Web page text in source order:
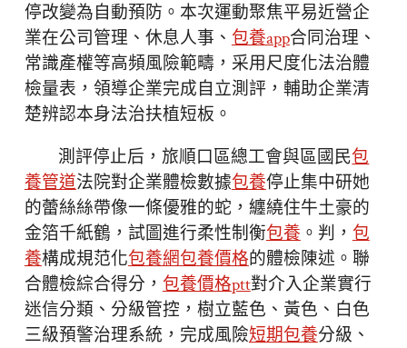
停改變為自動預防。本次運動聚焦平易近營企
業在公司管理、休息人事、包養app合同治理、
常識產權等高頻風險範疇，采用尺度化法治體
檢量表，領導企業完成自立測評，輔助企業清
楚辨認本身法治扶植短板。
測評停止后，旅順口區總工會與區國民包
養管道法院對企業體檢數據包養停止集中研她
的蕾絲絲帶像一條優雅的蛇，纏繞住牛土豪的
金箔千紙鶴，試圖進行柔性制衡包養 。判， 包
養構成規范化包養網包養價格的體檢陳述。聯
合體檢綜合得分， 包養價格ptt對介入企業實行
迷信分類、分級管控，樹立藍色、黃色、白色
三級預警治理系統，完成風險短期包養分級、